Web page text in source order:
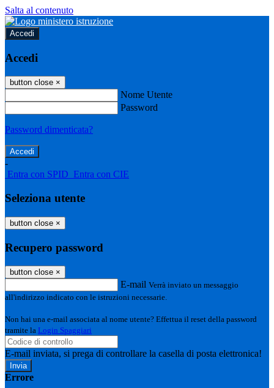
Salta al contenuto
Accedi
Accedi
button close ×
Nome Utente
Password
Password dimenticata?
-
Entra con SPID Entra con CIE
Seleziona utente
button close ×
Recupero password
button close ×
E-mail Verrà inviato un messaggio
all'indirizzo indicato con le istruzioni necessarie.
Non hai una e-mail associata al nome utente? Effettua il reset della password
tramite la Login Spaggiari
E-mail inviata, si prega di controllare la casella di posta elettronica!
Errore